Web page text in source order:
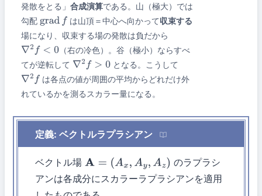
発散をとる」 合成演算である。山（極大）では
勾配 gradf は山頂＝中心へ向かって収束する
場になり、収束する場の発散は負だから
∇2f< 0
（右の冷色）。谷（極小）ならすべ
てが逆転して ∇2f> 0
となる。こうして
∇2f
は各点の値が周囲の平均からどれだけ外
れているかを測るスカラー量になる。
定義: ベクトルラプラシアン
ベクトル場 A= (A x,Ay,A z)
のラプラシ
アンは各成分にスカラーラプラシアンを適用